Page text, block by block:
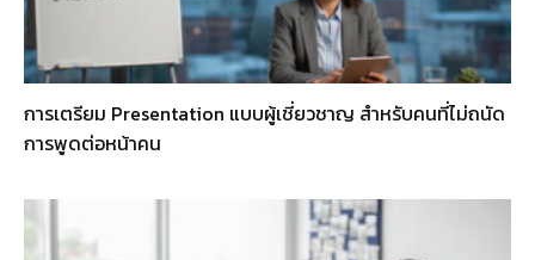
การเตรียม Presentation แบบผู้เชี่ยวชาญ สำหรับคนที่ไม่ถนัด
การพูดต่อหน้าคน